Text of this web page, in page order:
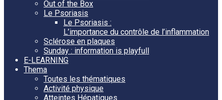
Out of the Box
Le Psoriasis
Le Psoriasis :
L’importance du contrôle de l’inflammation
Sclérose en plaques
Sunday : information is playfull
E-LEARNING
Thema
Toutes les thématiques
Activité physique
Atteintes Hépatiques